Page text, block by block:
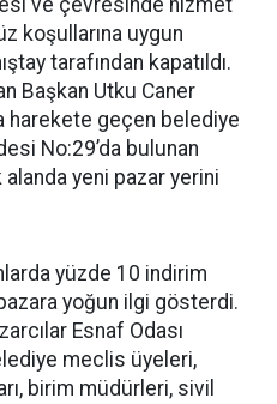
ve çevresinde hizmet
koşullarına uygun
tarafından kapatıldı.
Başkan Utku Caner
harekete geçen belediye
No:29’da bulunan
yeni pazar yerini
yüzde 10 indirim
yoğun ilgi gösterdi.
Esnaf Odası
meclis üyeleri,
birim müdürleri, sivil